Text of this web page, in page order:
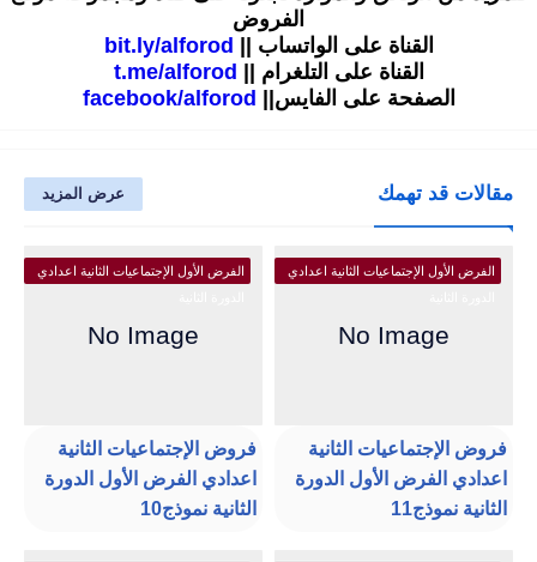
الفروض
القناة على الواتساب ||
bit.ly/alforod
القناة على التلغرام ||
t.me/alforod
الصفحة على الفايس||
facebook/alforod
مقالات قد تهمك عرض المزيد
الفرض الأول الإجتماعيات الثانية اعدادي
فروض الإجتماعيات الثانية
اعدادي الفرض الأول الدورة
الثانية نموذج11
الفرض الأول الإجتماعيات الثانية اعدادي
فروض الإجتماعيات الثانية
اعدادي الفرض الأول الدورة
الثانية نموذج10